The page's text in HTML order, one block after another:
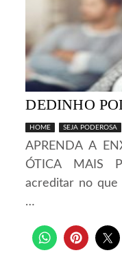
DEDINHO
HOME SEJA PODEROSA
APRENDA A
ÓTICA MAIS
acreditar no
…